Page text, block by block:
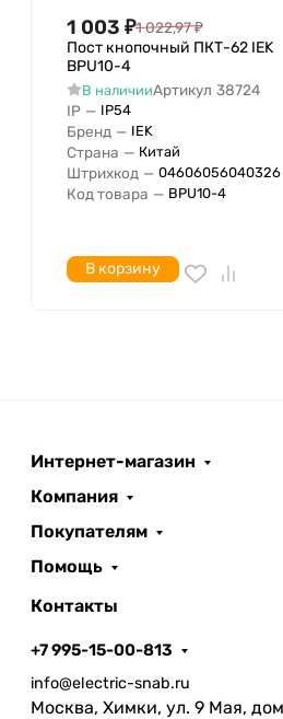
1 003 ₽1 022,97₽
Пост кнопочный ПКТ-62 IEK
BPU10-4
В наличииАртикул 38724
IP — IP54
Бренд — IEK
Страна — Китай
Штрихкод — 04606056040326
Код товара — BPU10-4
В корзину
Интернет-магазин
Компания
Покупателям
Помощь
Контакты
+7 995-15-00-813
info@electric-snab.ru
Москва, Химки, ул. 9 Мая,